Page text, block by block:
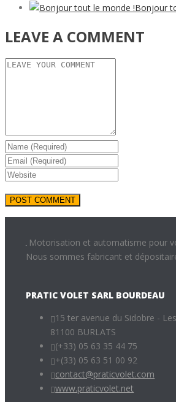
Bonjour
LEAVE A COMMENT
Motorisation et automatisme pour
Nous sommes fabricant et
PRATIC VOLET SARL BOURDEAU
15 ter avenue du Sidobre -
81100 BURLATS
(+33) 05 63 35 44 75
+(33) 05 63 51 00 92
contact@praticvolet.com
www.praticvolet.net